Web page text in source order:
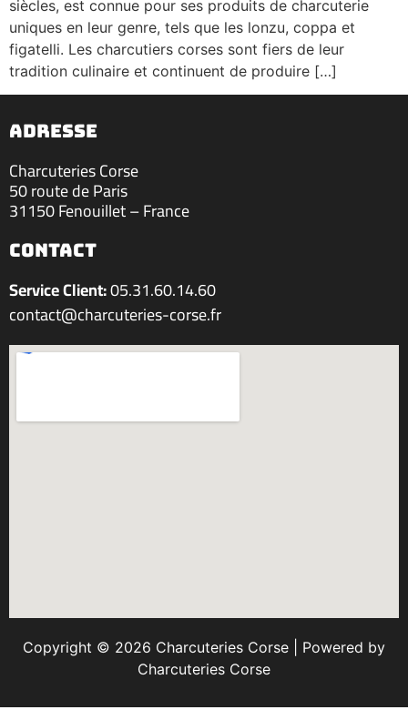
siècles, est connue pour ses produits de charcuterie
uniques en leur genre, tels que les lonzu, coppa et
figatelli. Les charcutiers corses sont fiers de leur
tradition culinaire et continuent de produire […]
ADRESSE
Charcuteries Corse
50 route de Paris
31150 Fenouillet – France
contact
Service Client:05.31.60.14.60
contact@charcuteries-corse.fr
Copyright © 2026 Charcuteries Corse | Powered by
Charcuteries Corse